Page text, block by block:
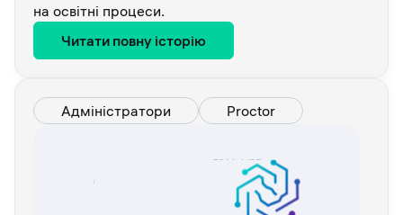
на освітні процеси.
Читати повну історію
Адміністратори Proctor